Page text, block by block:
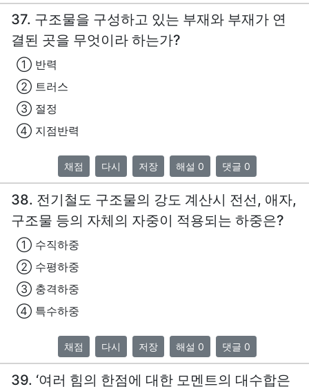
37. 구조물을 구성하고 있는 부재와 부재가 연
결된 곳을 무엇이라 하는가?
① 반력
② 트러스
③ 절정
④ 지점반력
채점 다시 저장 해설 0 댓글 0
38. 전기철도 구조물의 강도 계산시 전선, 애자,
구조물 등의 자체의 자중이 적용되는 하중은?
① 수직하중
② 수평하중
③ 충격하중
④ 특수하중
채점 다시 저장 해설 0 댓글 0
39. ‘여러 힘의 한점에 대한 모멘트의 대수합은